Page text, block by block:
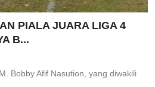
PIALA JUARA LIGA 4
B...
Bobby Afif Nasution, yang diwakili